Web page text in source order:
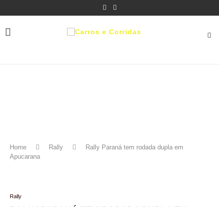
Home Rally
Rally Paraná tem rodada dupla em
Apucarana
Rally